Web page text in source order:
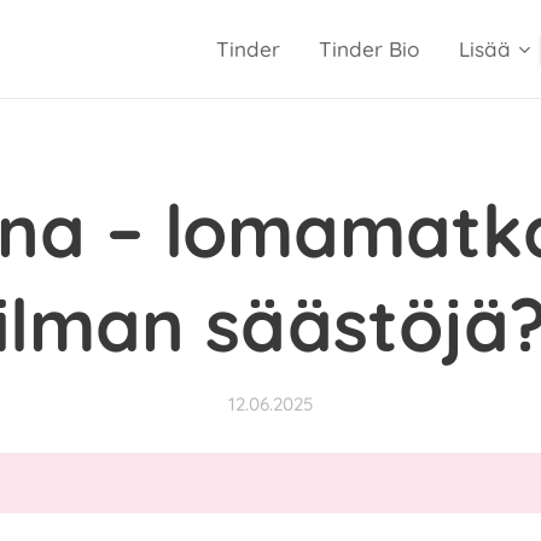
Tinder Tinder Bio Lisää
–
12.06.2025